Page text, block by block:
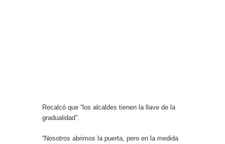
Recalcó que “los alcaldes tienen la llave de la
gradualidad”.
“Nosotros abrimos la puerta, pero en la medida